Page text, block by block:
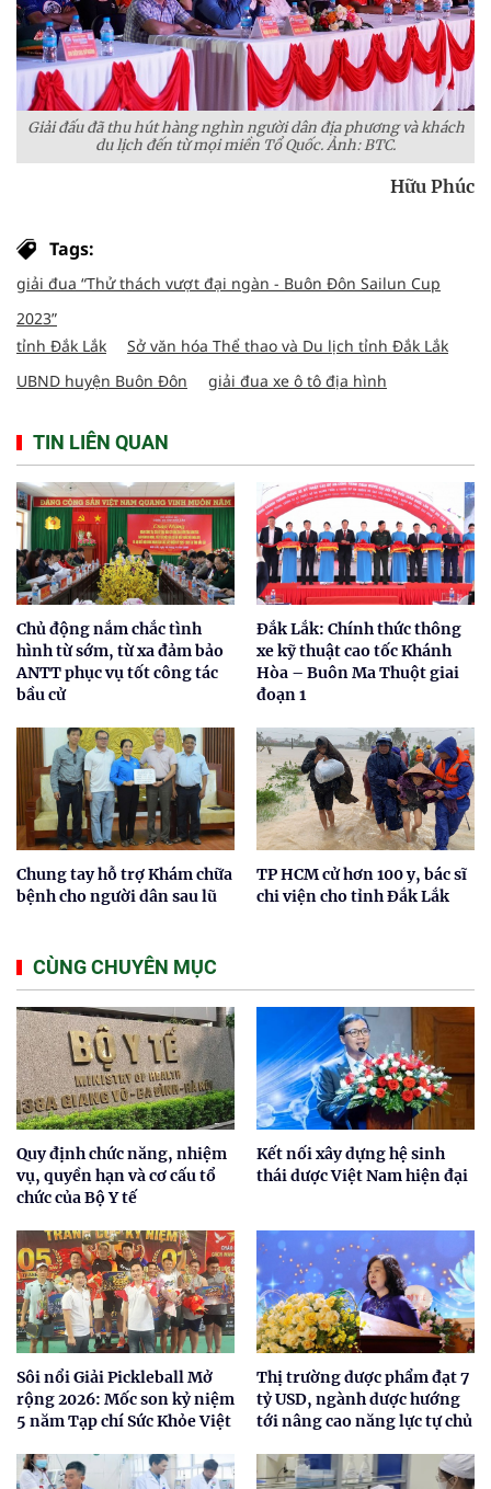
Giải đấu đã thu hút hàng nghìn người dân địa phương và khách
du lịch đến từ mọi miền Tổ Quốc. Ảnh: BTC.
Hữu Phúc
Tags:
giải đua “Thử thách vượt đại ngàn - Buôn Đôn Sailun Cup
2023”
tỉnh Đắk Lắk
Sở văn hóa Thể thao và Du lịch tỉnh Đắk Lắk
UBND huyện Buôn Đôn
giải đua xe ô tô địa hình
TIN LIÊN QUAN
Chủ động nắm chắc tình
hình từ sớm, từ xa đảm bảo
ANTT phục vụ tốt công tác
bầu cử
Đắk Lắk: Chính thức thông
xe kỹ thuật cao tốc Khánh
Hòa – Buôn Ma Thuột giai
đoạn 1
Chung tay hỗ trợ Khám chữa
bệnh cho người dân sau lũ
TP HCM cử hơn 100 y, bác sĩ
chi viện cho tỉnh Đắk Lắk
CÙNG CHUYÊN MỤC
Quy định chức năng, nhiệm
vụ, quyền hạn và cơ cấu tổ
chức của Bộ Y tế
Kết nối xây dựng hệ sinh
thái dược Việt Nam hiện đại
Sôi nổi Giải Pickleball Mở
rộng 2026: Mốc son kỷ niệm
5 năm Tạp chí Sức Khỏe Việt
Thị trường dược phẩm đạt 7
tỷ USD, ngành dược hướng
tới nâng cao năng lực tự chủ